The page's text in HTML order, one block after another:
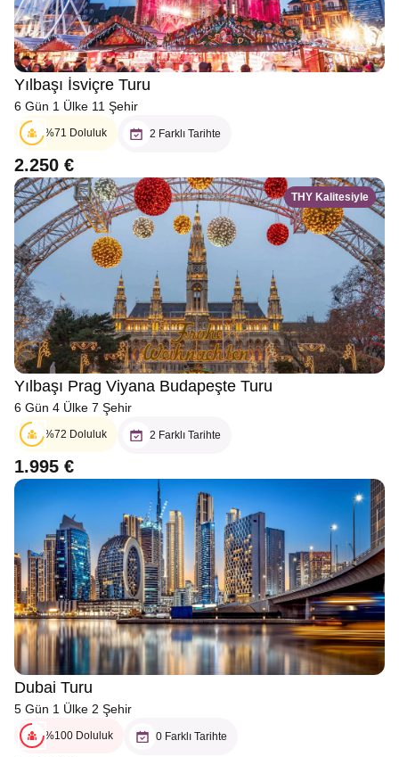
Yılbaşı İsviçre Turu
6 Gün 1 Ülke 11 Şehir
%71 Doluluk 2 Farklı Tarihte
2.250 €
THY Kalitesiyle
Yılbaşı Prag Viyana Budapeşte Turu
6 Gün 4 Ülke 7 Şehir
%72 Doluluk 2 Farklı Tarihte
1.995 €
Dubai Turu
5 Gün 1 Ülke 2 Şehir
%100 Doluluk 0 Farklı Tarihte